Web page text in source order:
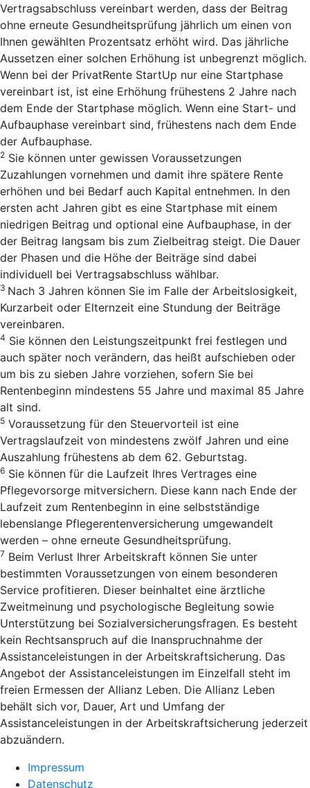
Vertragsabschluss vereinbart werden, dass der Beitrag
ohne erneute Gesundheitsprüfung jährlich um einen von
Ihnen gewählten Prozentsatz erhöht wird. Das jährliche
Aussetzen einer solchen Erhöhung ist unbegrenzt möglich.
Wenn bei der PrivatRente StartUp nur eine Startphase
vereinbart ist, ist eine Erhöhung frühestens 2 Jahre nach
dem Ende der Startphase möglich. Wenn eine Start- und
Aufbauphase vereinbart sind, frühestens nach dem Ende
der Aufbauphase.
2 Sie können unter gewissen Voraussetzungen
Zuzahlungen vornehmen und damit ihre spätere Rente
erhöhen und bei Bedarf auch Kapital entnehmen. In den
ersten acht Jahren gibt es eine Startphase mit einem
niedrigen Beitrag und optional eine Aufbauphase, in der
der Beitrag langsam bis zum Zielbeitrag steigt. Die Dauer
der Phasen und die Höhe der Beiträge sind dabei
individuell bei Vertragsabschluss wählbar.
3 Nach 3 Jahren können Sie im Falle der Arbeitslosigkeit,
Kurzarbeit oder Elternzeit eine Stundung der Beiträge
vereinbaren.
4 Sie können den Leistungszeitpunkt frei festlegen und
auch später noch verändern, das heißt aufschieben oder
um bis zu sieben Jahre vorziehen, sofern Sie bei
Rentenbeginn mindestens 55 Jahre und maximal 85 Jahre
alt sind.
5 Voraussetzung für den Steuervorteil ist eine
Vertragslaufzeit von mindestens zwölf Jahren und eine
Auszahlung frühestens ab dem 62. Geburtstag.
6 Sie können für die Laufzeit Ihres Vertrages eine
Pflegevorsorge mitversichern. Diese kann nach Ende der
Laufzeit zum Rentenbeginn in eine selbstständige
lebenslange Pflegerentenversicherung umgewandelt
werden – ohne erneute Gesundheitsprüfung.
7 Beim Verlust Ihrer Arbeitskraft können Sie unter
bestimmten Voraussetzungen von einem besonderen
Service profitieren. Dieser beinhaltet eine ärztliche
Zweitmeinung und psychologische Begleitung sowie
Unterstützung bei Sozialversicherungsfragen. Es besteht
kein Rechtsanspruch auf die Inanspruchnahme der
Assistanceleistungen in der Arbeitskraftsicherung. Das
Angebot der Assistanceleistungen im Einzelfall steht im
freien Ermessen der Allianz Leben. Die Allianz Leben
behält sich vor, Dauer, Art und Umfang der
Assistanceleistungen in der Arbeitskraftsicherung jederzeit
abzuändern.
Impressum
Datenschutz